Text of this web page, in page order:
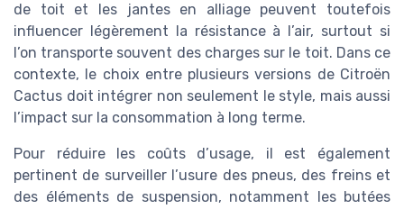
de toit et les jantes en alliage peuvent toutefois
influencer légèrement la résistance à l’air, surtout si
l’on transporte souvent des charges sur le toit. Dans ce
contexte, le choix entre plusieurs versions de Citroën
Cactus doit intégrer non seulement le style, mais aussi
l’impact sur la consommation à long terme.
Pour réduire les coûts d’usage, il est également
pertinent de surveiller l’usure des pneus, des freins et
des éléments de suspension, notamment les butées